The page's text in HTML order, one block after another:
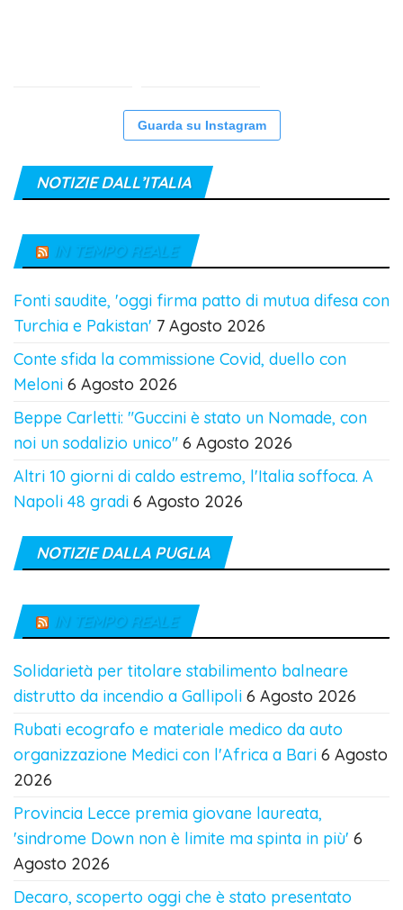
Guarda su Instagram
NOTIZIE DALL’ITALIA
IN TEMPO REALE
Fonti saudite, 'oggi firma patto di mutua difesa con
Turchia e Pakistan' 7 Agosto 2026
Conte sfida la commissione Covid, duello con
Meloni 6 Agosto 2026
Beppe Carletti: "Guccini è stato un Nomade, con
noi un sodalizio unico" 6 Agosto 2026
Altri 10 giorni di caldo estremo, l'Italia soffoca. A
Napoli 48 gradi 6 Agosto 2026
NOTIZIE DALLA PUGLIA
IN TEMPO REALE
Solidarietà per titolare stabilimento balneare
distrutto da incendio a Gallipoli 6 Agosto 2026
Rubati ecografo e materiale medico da auto
organizzazione Medici con l'Africa a Bari 6 Agosto
2026
Provincia Lecce premia giovane laureata,
'sindrome Down non è limite ma spinta in più' 6
Agosto 2026
Decaro, scoperto oggi che è stato presentato